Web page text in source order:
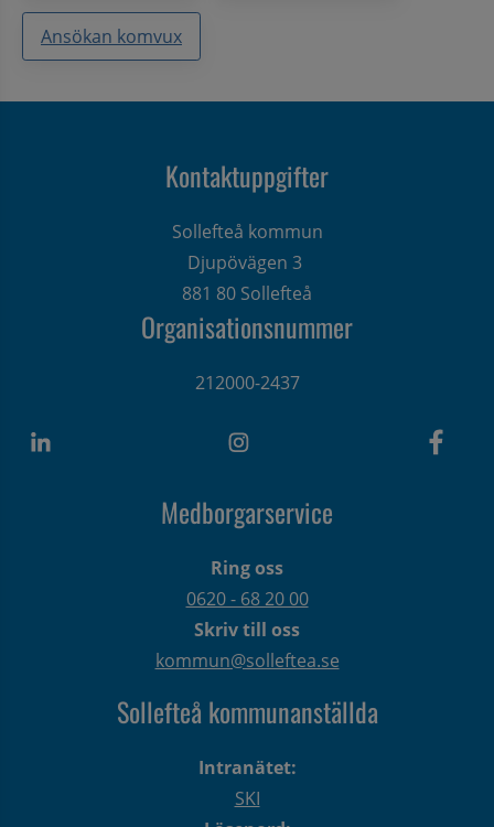
Ansökan komvux
Kontaktuppgifter
Sollefteå kommun
Djupövägen 3
881 80 Sollefteå
Organisationsnummer
212000-2437
Medborgarservice
Ring oss
0620 - 68 20 00
Skriv till oss
kommun@solleftea.se
Sollefteå kommunanställda
Intranätet:
SKI